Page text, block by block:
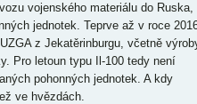
vojenského materiálu do Ruska,
jednotek. Teprve až v roce
z Jekatěrinburgu, včetně
Pro letoun typu Il-100 tedy není
pohonných jednotek. A kdy
ve hvězdách.